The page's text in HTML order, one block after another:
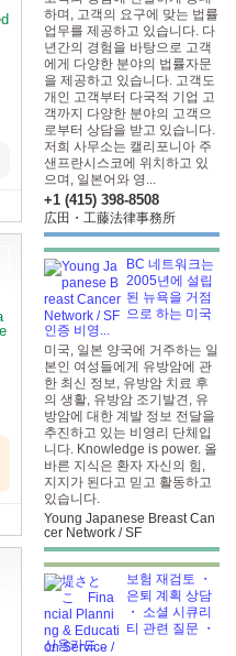
하며, 고객의 요구에 맞는 법률
업무를 제공하고 있습니다. 다
년간의 경험을 바탕으로 고객
에게 다양한 분야의 법률자문
을 제공하고 있습니다. 고객도
개인 고객부터 다국적 기업 고
객까지 다양한 분야의 고객으
로부터 상담을 받고 있습니다.
저희 사무소는 캘리포니아 주
샌프란시스코에 위치하고 있
으며, 일본어와 영...
+1 (415) 398-8508
広田・工藤法律事務所
BC 네트워크는
2005년에 설립
된 뉴욕을 거점
으로 하는 미국
인증 비영...
미국, 일본 양국에 거주하는 일
본인 여성들에게 유방암에 관
한 최신 정보, 유방암 치료 후
의 생활, 유방암 조기발견, 유
방암에 대한 계발 정보 전달을
추진하고 있는 비영리 단체입
니다. Knowledge is power. 올
바른 지식은 환자 자신의 힘,
지지가 된다고 믿고 활동하고
있습니다.
Young Japanese Breast Can
cer Network / SF
보험 재검토 ・
은퇴 계획 상담
・ 소셜 시큐리
티 관련 질문 ・
신용카드...